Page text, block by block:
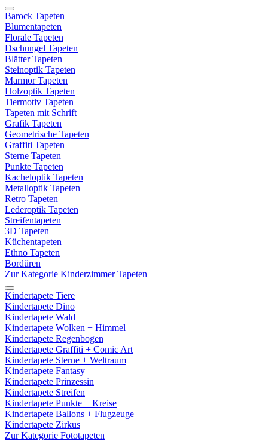
Barock Tapeten
Blumentapeten
Florale Tapeten
Dschungel Tapeten
Blätter Tapeten
Steinoptik Tapeten
Marmor Tapeten
Holzoptik Tapeten
Tiermotiv Tapeten
Tapeten mit Schrift
Grafik Tapeten
Geometrische Tapeten
Graffiti Tapeten
Sterne Tapeten
Punkte Tapeten
Kacheloptik Tapeten
Metalloptik Tapeten
Retro Tapeten
Lederoptik Tapeten
Streifentapeten
3D Tapeten
Küchentapeten
Ethno Tapeten
Bordüren
Zur Kategorie Kinderzimmer Tapeten
Kindertapete Tiere
Kindertapete Dino
Kindertapete Wald
Kindertapete Wolken + Himmel
Kindertapete Regenbogen
Kindertapete Graffiti + Comic Art
Kindertapete Sterne + Weltraum
Kindertapete Fantasy
Kindertapete Prinzessin
Kindertapete Streifen
Kindertapete Punkte + Kreise
Kindertapete Ballons + Flugzeuge
Kindertapete Zirkus
Zur Kategorie Fototapeten